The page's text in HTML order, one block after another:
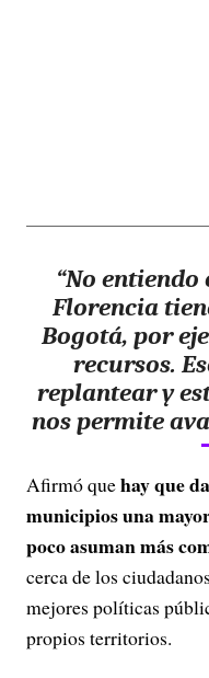
“No entiendo
Florencia
Bogotá, por
recursos.
replantear y
nos permite
Afirmó quehay que
municipios una
poco asuman más
cerca de los
mejores políticas
propios territorios.